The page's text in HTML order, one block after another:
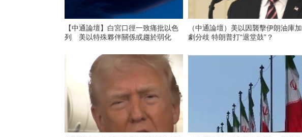
【中通論壇】白宮口徑一致痛批以色
列 美以特殊夥伴關係或趨於弱化
（中通論壇）美以因襲擊伊朗油庫加
劇分歧 特朗普打“退堂鼓”？